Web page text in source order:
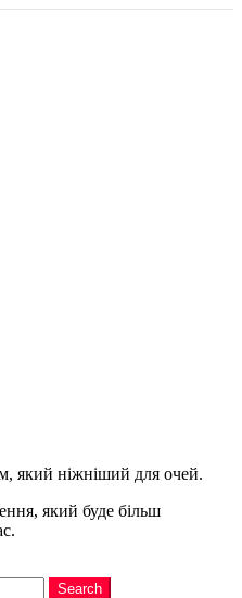
який ніжніший для очей.
який буде більш
Search